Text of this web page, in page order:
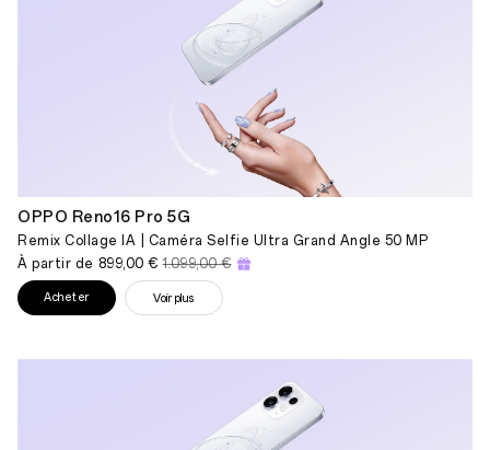
OPPO Reno16 Pro 5G
Remix Collage IA | Caméra Selfie Ultra Grand Angle 50 MP
À partir de 899,00 € 1.099,00 €
Acheter Voir plus